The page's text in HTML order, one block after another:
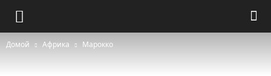
Домой Африка Марокко